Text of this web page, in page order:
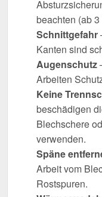
beachten (ab
Schnittgefahr
Kanten sind
Augenschutz
Arbeiten
Keine
beschädigen
Blechschere
verwenden.
Späne
Arbeit vom
Rostspuren.